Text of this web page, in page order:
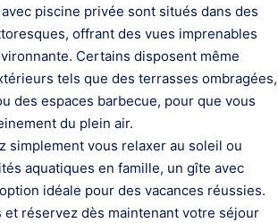
piscine privée sont situés dans des
offrant des vues imprenables
Certains disposent même
tels que des terrasses ombragées,
des espaces barbecue, pour que vous
du plein air.
simplement vous relaxer au soleil ou
aquatiques en famille, un gîte avec
idéale pour des vacances réussies.
et réservez dès maintenant votre séjour